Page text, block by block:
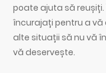
poate ajuta să
încurajați pentru a
alte situații să nu vă
vă deservește.